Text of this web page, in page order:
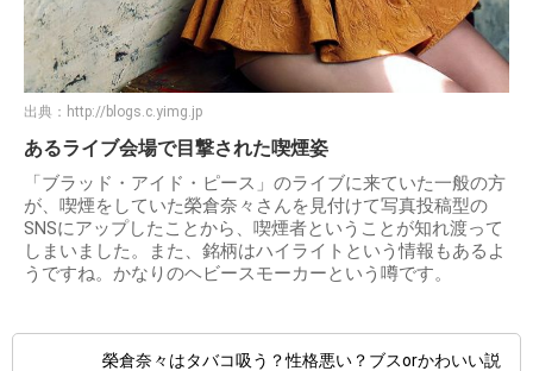
出典： http://blogs.c.yimg.jp
あるライブ会場で目撃された喫煙姿
「ブラッド・アイド・ピース」のライブに来ていた一般の方
が、喫煙をしていた榮倉奈々さんを見付けて写真投稿型の
SNSにアップしたことから、喫煙者ということが知れ渡って
しまいました。また、銘柄はハイライトという情報もあるよ
うですね。かなりのヘビースモーカーという噂です。
榮倉奈々はタバコ吸う？性格悪い？ブスorかわいい説